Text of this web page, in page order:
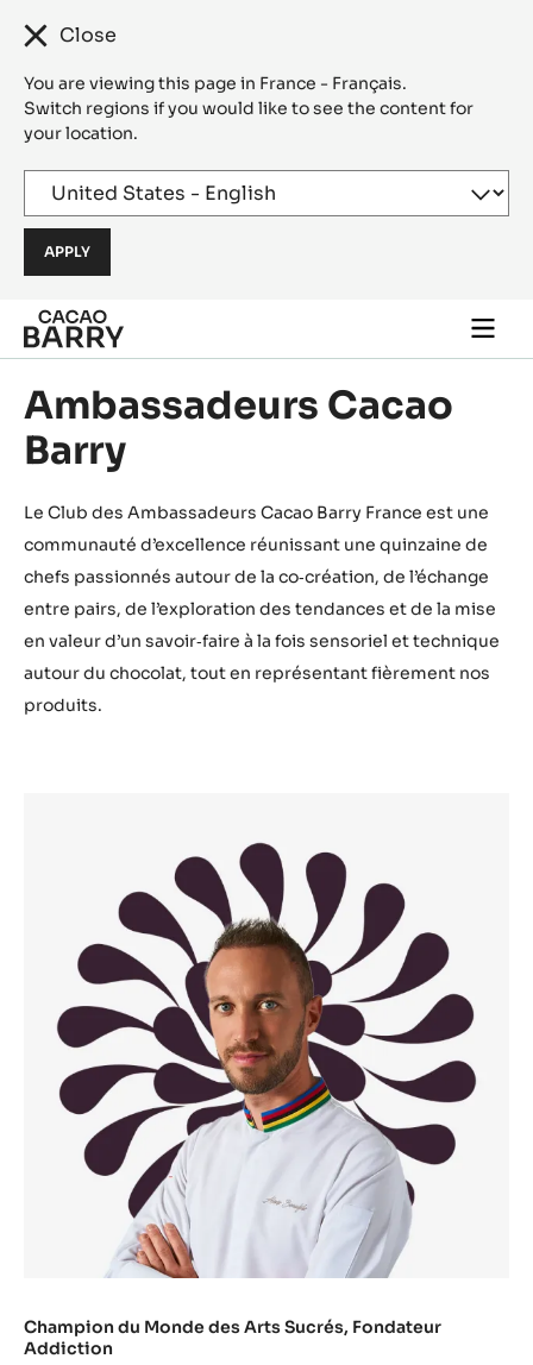
Close
You are viewing this page in France - Français.
Switch regions if you would like to see the content for
your location.
Skip to main content
main
Ambassadeurs Cacao
Barry
Le Club des Ambassadeurs Cacao Barry France est une
communauté d’excellence réunissant une quinzaine de
chefs passionnés autour de la co‑création, de l’échange
entre pairs, de l’exploration des tendances et de la mise
en valeur d’un savoir‑faire à la fois sensoriel et technique
autour du chocolat, tout en représentant fièrement nos
produits.
Champion du Monde des Arts Sucrés​, Fondateur
Addiction